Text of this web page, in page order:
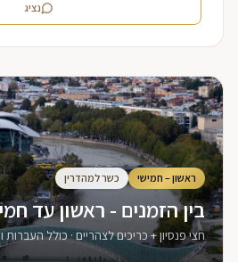
נציג
ראשון – חמישי כשר למהדרין
בין הזמנים - ראשון עד חמישי (4
חצי פנסיון + כריכים לצהריים · כולל העברות